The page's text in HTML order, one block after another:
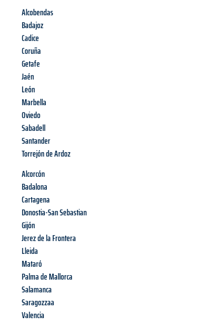
Alcobendas
Badajoz
Cadice
Coruña
Getafe
Jaén
León
Marbella
Oviedo
Sabadell
Santander
Torrejón de Ardoz
Alcorcón
Badalona
Cartagena
Donostia-San Sebastian
Gijón
Jerez de la Frontera
Lleida
Mataró
Palma de Mallorca
Salamanca
Saragozzaa
Valencia